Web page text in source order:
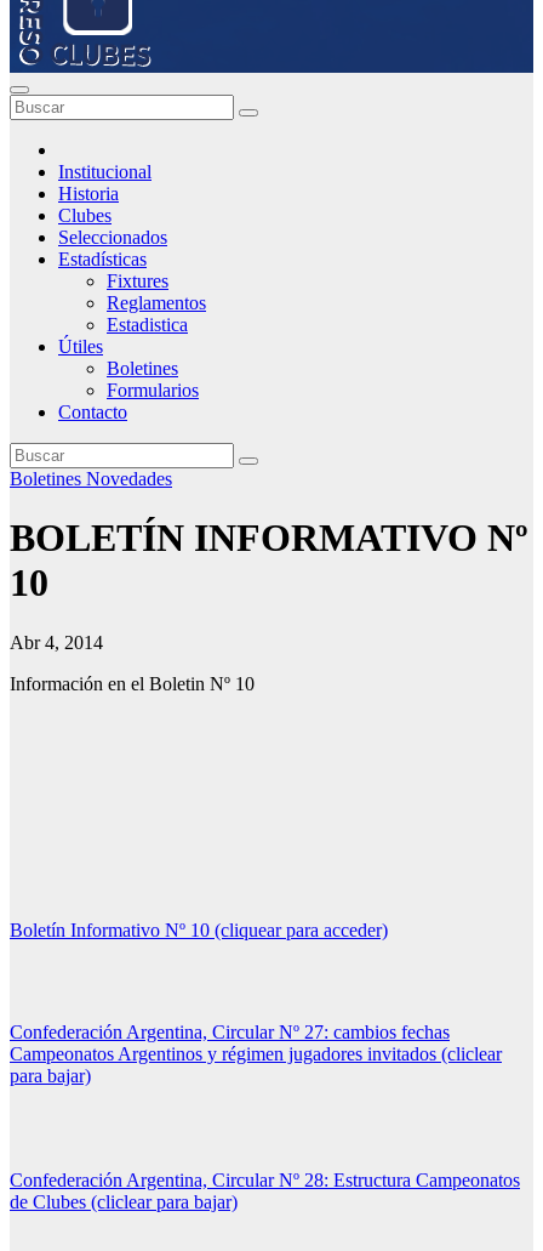
Institucional
Historia
Clubes
Seleccionados
Estadísticas
Fixtures
Reglamentos
Estadistica
Útiles
Boletines
Formularios
Contacto
Boletines Novedades
BOLETÍN INFORMATIVO Nº
10
Abr 4, 2014
Información en el Boletin Nº 10
Boletín Informativo Nº 10 (cliquear para acceder)
Confederación Argentina, Circular Nº 27: cambios fechas
Campeonatos Argentinos y régimen jugadores invitados (cliclear
para bajar)
Confederación Argentina, Circular Nº 28: Estructura Campeonatos
de Clubes (cliclear para bajar)